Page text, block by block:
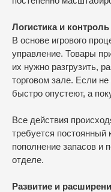
Логистика и контроль
В основе игрового
управление. Товары
их нужно разгрузить,
торговом зале. Если
быстро опустеют, а
Все действия
требуется постоянный
пополнение запасов и
отделе.
Развитие и